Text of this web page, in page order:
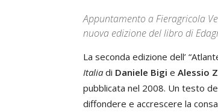
Appuntamento a Fieragricola
nuova edizione del libro di
La seconda edizione dell’
Italia di Daniele Bigi e Alessio
pubblicata nel 2008. Un testo
diffondere e accrescere la